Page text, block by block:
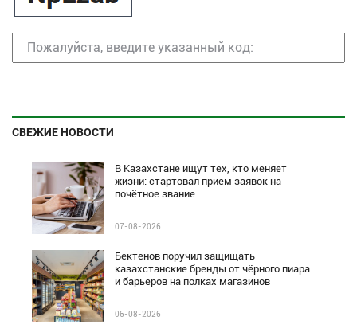
СВЕЖИЕ НОВОСТИ
В Казахстане ищут тех, кто меняет
жизни: стартовал приём заявок на
почётное звание
07-08-2026
Бектенов поручил защищать
казахстанские бренды от чёрного пиара
и барьеров на полках магазинов
06-08-2026